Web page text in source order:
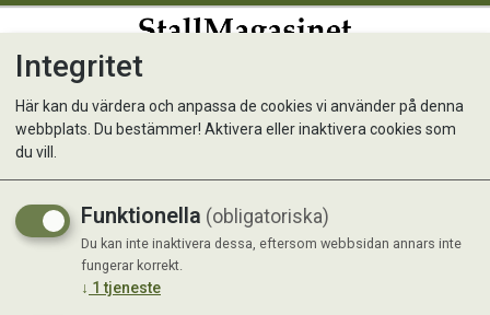
Borstiq Farmarkvast 50cm +
skaft
Integritet
Här kan du värdera och anpassa de cookies vi använder på denna
webbplats. Du bestämmer! Aktivera eller inaktivera cookies som
du vill.
Funktionella (obligatoriska)
Du kan inte inaktivera dessa, eftersom webbsidan annars inte
fungerar korrekt.
↓ 1 tjeneste